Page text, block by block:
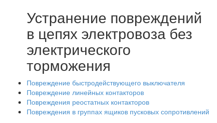
Устранение повреждений
в цепях электровоза без
электрического
торможения
Повреждение быстродействующего выключателя
Повреждение линейных контакторов
Повреждения реостатных контакторов
Повреждения в группах ящиков пусковых сопротивлений